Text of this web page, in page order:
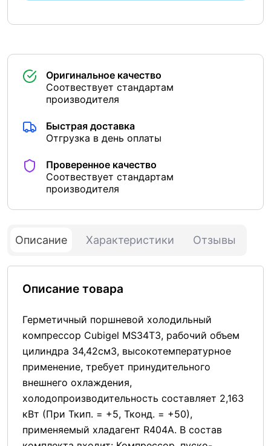
Оригинальное качество
Соотвествует стандартам
производителя
Быстрая доставка
Отгрузка в день оплаты
Проверенное качество
Соотвествует стандартам
производителя
Описание Характеристики Отзывы
Описание товара
Герметичный поршневой холодильный
компрессор Cubigel MS34T3, рабочий объем
цилиндра 34,42см3, высокотемпературное
применение, требует принудительного
внешнего охлаждения,
холодопроизводительность составляет 2,163
кВт (При Ткип. = +5, Тконд. = +50),
применяемый хладагент R404A. В состав